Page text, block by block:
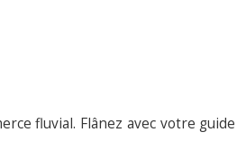
fluvial. Flânez avec votre